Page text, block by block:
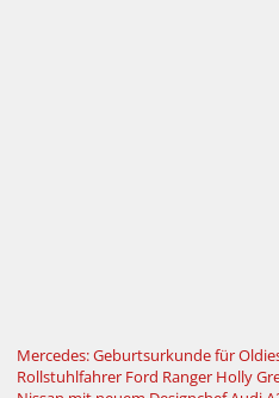
Mercedes: Geburtsurkunde für
Rollstuhlfahrer Ford Ranger Holly